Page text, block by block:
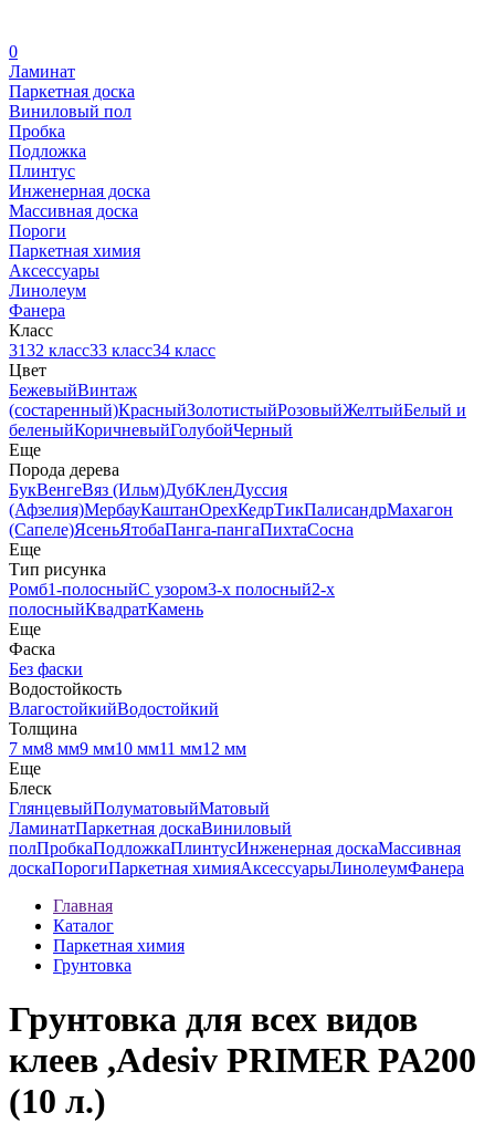
0
Ламинат
Паркетная доска
Виниловый пол
Пробка
Подложка
Плинтус
Инженерная доска
Массивная доска
Пороги
Паркетная химия
Аксессуары
Линолеум
Фанера
Класс
3132 класс33 класс34 класс
Цвет
БежевыйВинтаж
(состаренный)КрасныйЗолотистыйРозовыйЖелтыйБелый и
беленыйКоричневыйГолубойЧерный
Еще
Порода дерева
БукВенгеВяз (Ильм)ДубКленДуссия
(Афзелия)МербауКаштанОрехКедрТикПалисандрМахагон
(Сапеле)ЯсеньЯтобаПанга-пангаПихтаСосна
Еще
Тип рисунка
Ромб1-полосныйС узором3-х полосный2-х
полосныйКвадратКамень
Еще
Фаска
Без фаски
Водостойкость
ВлагостойкийВодостойкий
Толщина
7 мм8 мм9 мм10 мм11 мм12 мм
Еще
Блеск
ГлянцевыйПолуматовыйМатовый
ЛаминатПаркетная доскаВиниловый
полПробкаПодложкаПлинтусИнженерная доскаМассивная
доскаПорогиПаркетная химияАксессуарыЛинолеумФанера
Главная
Каталог
Паркетная химия
Грунтовка
Грунтовка для всех видов
клеев ,Adesiv PRIMER PA200
(10 л.)